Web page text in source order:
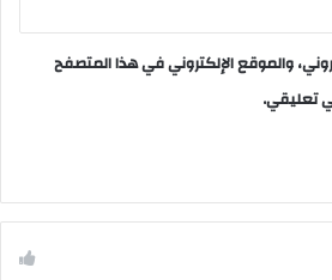
والموقع الإلكتروني في هذا المتصفح
تعليقي.